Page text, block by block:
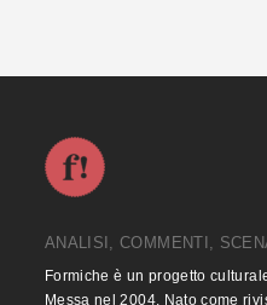
ANALISI, COMMENTI,
Formiche è un progetto
Messa nel 2004. Nato come